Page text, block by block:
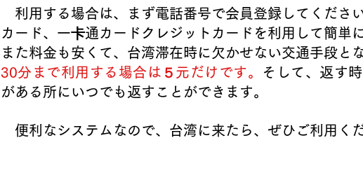
利用する場合は、まず電話番号で会員登録してくださ
カード、一卡通カードクレジットカードを利用して簡単
また料金も安くて、台湾滞在時に欠かせない交通手段と
30分まで利用する場合は５元だけです。
そして、返す
がある所にいつでも返すことができます。
便利なシステムなので、台湾に来たら、ぜひご利用くだ